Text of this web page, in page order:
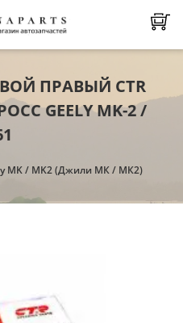
ПРАВЫЙ CTR
GEELY MK-2 /
MK / MK2 (Джили МК / МК2)